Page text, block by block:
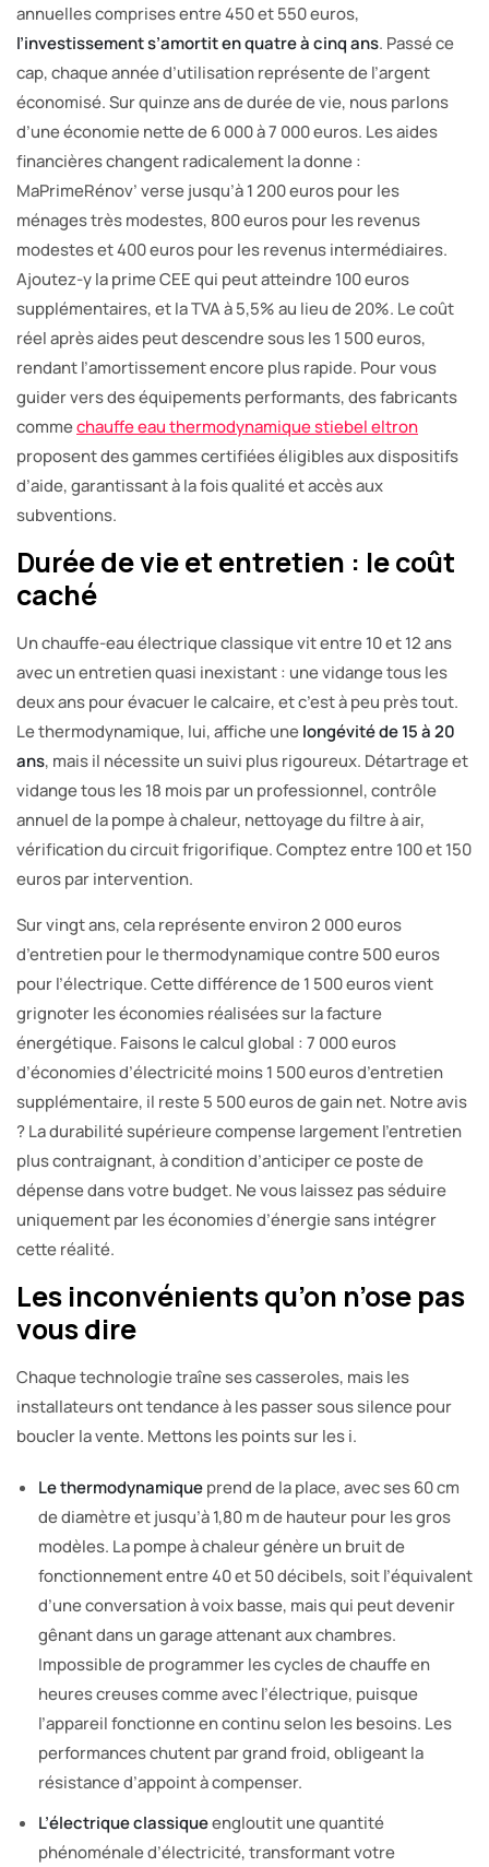
annuelles comprises entre 450 et 550 euros,
l’investissement s’amortit en quatre à cinq ans. Passé ce
cap, chaque année d’utilisation représente de l’argent
économisé. Sur quinze ans de durée de vie, nous parlons
d’une économie nette de 6 000 à 7 000 euros. Les aides
financières changent radicalement la donne :
MaPrimeRénov’ verse jusqu’à 1 200 euros pour les
ménages très modestes, 800 euros pour les revenus
modestes et 400 euros pour les revenus intermédiaires.
Ajoutez-y la prime CEE qui peut atteindre 100 euros
supplémentaires, et la TVA à 5,5% au lieu de 20%. Le coût
réel après aides peut descendre sous les 1 500 euros,
rendant l’amortissement encore plus rapide. Pour vous
guider vers des équipements performants, des fabricants
commechauffe eau thermodynamique stiebel eltron
proposent des gammes certifiées éligibles aux dispositifs
d’aide, garantissant à la fois qualité et accès aux
subventions.
Durée de vie et entretien : le coût
caché
Un chauffe-eau électrique classique vit entre 10 et 12 ans
avec un entretien quasi inexistant : une vidange tous les
deux ans pour évacuer le calcaire, et c’est à peu près tout.
Le thermodynamique, lui, affiche unelongévité de 15 à 20
ans, mais il nécessite un suivi plus rigoureux. Détartrage et
vidange tous les 18 mois par un professionnel, contrôle
annuel de la pompe à chaleur, nettoyage du filtre à air,
vérification du circuit frigorifique. Comptez entre 100 et 150
euros par intervention.
Sur vingt ans, cela représente environ 2 000 euros
d’entretien pour le thermodynamique contre 500 euros
pour l’électrique. Cette différence de 1 500 euros vient
grignoter les économies réalisées sur la facture
énergétique. Faisons le calcul global : 7 000 euros
d’économies d’électricité moins 1 500 euros d’entretien
supplémentaire, il reste 5 500 euros de gain net. Notre avis
? La durabilité supérieure compense largement l’entretien
plus contraignant, à condition d’anticiper ce poste de
dépense dans votre budget. Ne vous laissez pas séduire
uniquement par les économies d’énergie sans intégrer
cette réalité.
Les inconvénients qu’on n’ose pas
vous dire
Chaque technologie traîne ses casseroles, mais les
installateurs ont tendance à les passer sous silence pour
boucler la vente. Mettons les points sur les i.
Le thermodynamiqueprend de la place, avec ses 60 cm
de diamètre et jusqu’à 1,80 m de hauteur pour les gros
modèles. La pompe à chaleur génère un bruit de
fonctionnement entre 40 et 50 décibels, soit l’équivalent
d’une conversation à voix basse, mais qui peut devenir
gênant dans un garage attenant aux chambres.
Impossible de programmer les cycles de chauffe en
heures creuses comme avec l’électrique, puisque
l’appareil fonctionne en continu selon les besoins. Les
performances chutent par grand froid, obligeant la
résistance d’appoint à compenser.
L’électrique classiqueengloutit une quantité
phénoménale d’électricité, transformant votre